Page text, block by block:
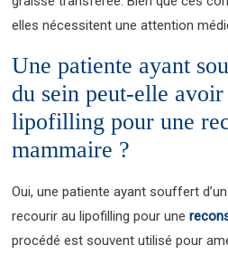
elles nécessitent une attention
Une patiente ayant
du sein peut-elle avoir
lipofilling pour une
mammaire ?
Oui, une patiente ayant souffert
recourir au lipofilling pour une
procédé est souvent utilisé pour